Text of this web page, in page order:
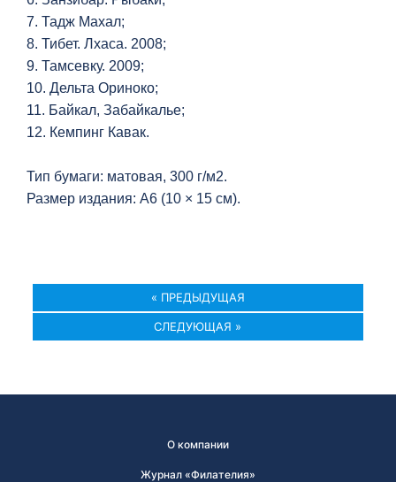
7. Тадж Махал;
8. Тибет. Лхаса. 2008;
9. Тамсевку. 2009;
10. Дельта Ориноко;
11. Байкал, Забайкалье;
12. Кемпинг Кавак.
Тип бумаги: матовая, 300 г/м2.
Размер издания: A6 (10 × 15 см).
« ПРЕДЫДУЩАЯ
СЛЕДУЮЩАЯ »
О компании
Журнал «Филателия»